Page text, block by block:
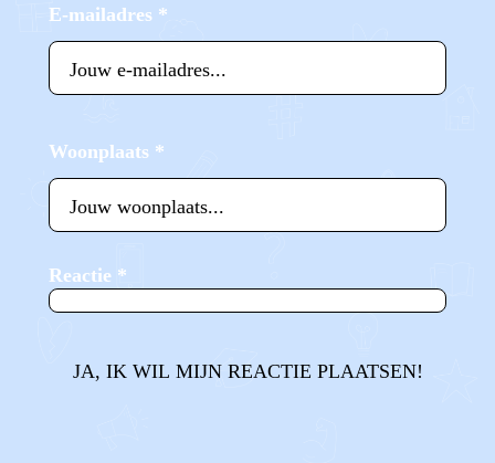
E-mailadres *
Woonplaats *
Reactie *
JA, IK WIL MIJN REACTIE PLAATSEN!